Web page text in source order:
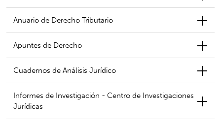
Anuario de Derecho Tributario
Apuntes de Derecho
Cuadernos de Análisis Jurídico
Informes de Investigación - Centro de Investigaciones
Jurídicas